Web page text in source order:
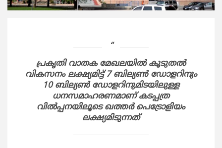
പ്രകൃതി വാതക മേഖലയില്‍ കൂടുതല്‍
വികസനം ലക്ഷ്യമിട്ട് 7 ബില്യണ്‍ ഡോളറിനും
10 ബില്യണ്‍ ഡോളറിനുമിടയിലുള്ള
ധനസമാഹരണമാണ് കടപ്പത്ര
വില്‍പ്പനയിലൂടെ ഖത്തര്‍ പെട്രോളിയം
ലക്ഷ്യമിടുന്നത്